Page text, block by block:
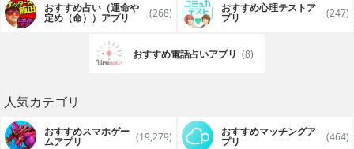
おすすめ占い（運命や
定め（命））アプリ (268) おすすめ心理テストア
プリ (247)
おすすめ電話占いアプリ (8)
人気カテゴリ
おすすめスマホゲー
ムアプリ (19,279) おすすめマッチングア
プリ (464)